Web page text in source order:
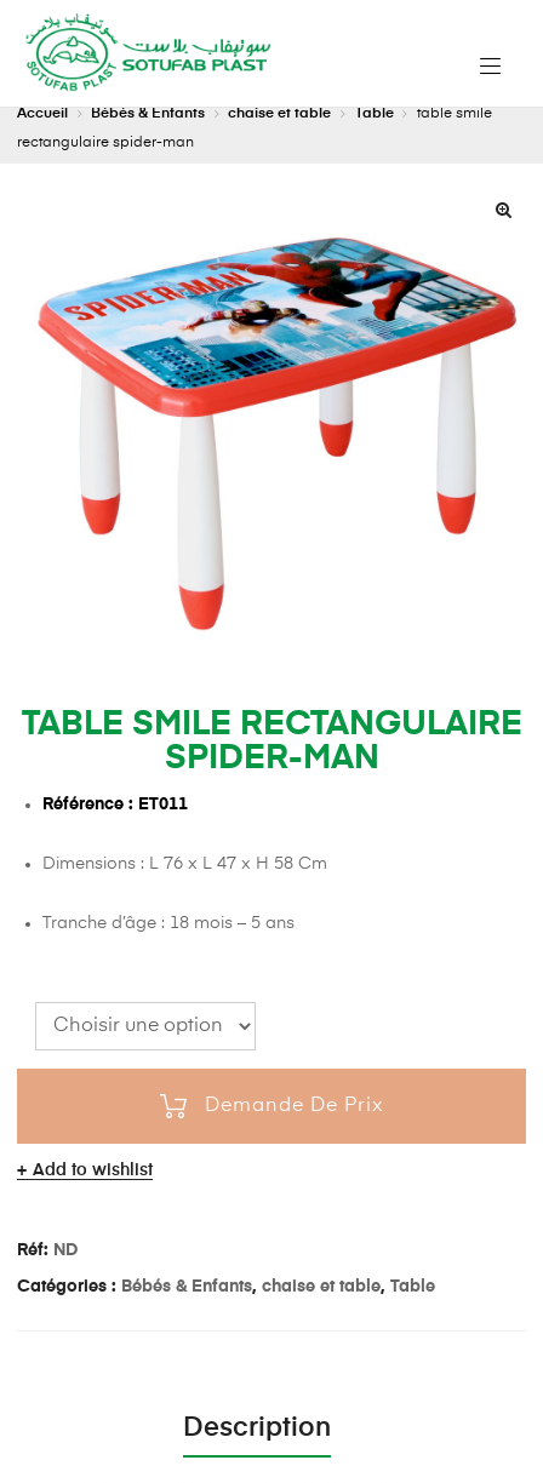
Accueil Bébés & Enfants chaise et table Table
table smile
rectangulaire spider-man
TABLE SMILE RECTANGULAIRE
SPIDER-MAN
Référence : ET011
Dimensions : L 76 x L 47 x H 58 Cm
Tranche d’âge : 18 mois – 5 ans
Demande De Prix
Add to wishlist
Réf: ND
Catégories : Bébés & Enfants, chaise et table, Table
Description